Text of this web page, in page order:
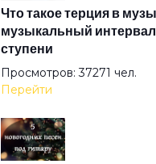
Весна в метро
Война
Волк
Что такое терция в
музыкальный
ступени
Просмотров: 37271 чел.
Перейти